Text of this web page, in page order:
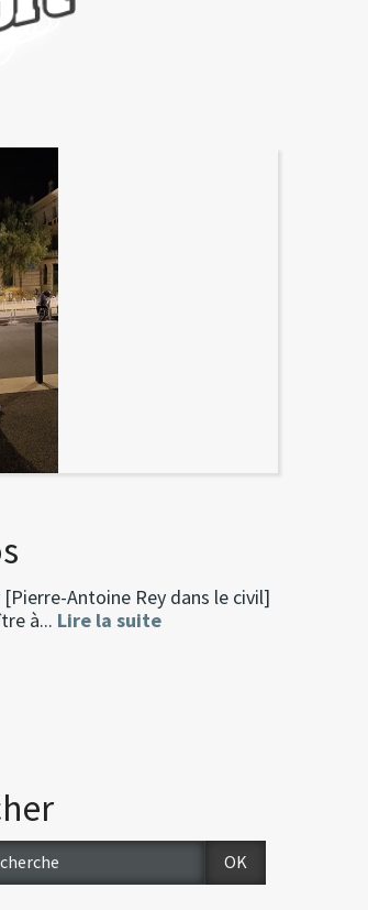
Antoine Rey dans le civil]
à... Lire la suite